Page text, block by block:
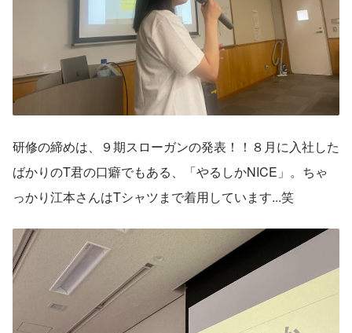
研修の締めは、９期スローガンの発表！！８月に入社した
ばかりのT君の口癖でもある、「やるしかNICE」。ちゃ
っかり江本さんはTシャツまで着用しています...笑